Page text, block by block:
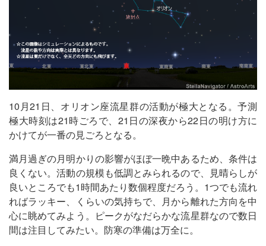
10月21日、オリオン座流星群の活動が極大となる。予測
極大時刻は21時ごろで、21日の深夜から22日の明け方に
かけてが一番の見ごろとなる。
満月過ぎの月明かりの影響がほぼ一晩中あるため、条件は
良くない。活動の規模も低調とみられるので、見晴らしが
良いところでも1時間あたり数個程度だろう。1つでも流れ
ればラッキー、くらいの気持ちで、月から離れた方向を中
心に眺めてみよう。ピークがなだらかな流星群なので数日
間は注目してみたい。防寒の準備は万全に。